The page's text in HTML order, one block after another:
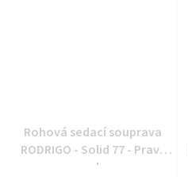
Rohová sedací souprava
RODRIGO - Solid 77 - Pravý
roh